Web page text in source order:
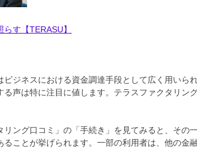
す【TERASU】
ビジネスにおける資金調達手段として広く用い
る声は特に注目に値します。テラスファクタリ
リング口コミ」の「手続き」を見てみると、そ
ることが挙げられます。一部の利用者は、他の